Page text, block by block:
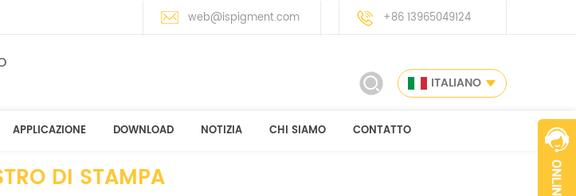
web@ispigment.com +86 13965049124
ITALIANO
APPLICAZIONE DOWNLOAD NOTIZIA CHI SIAMO CONTATTO
DI STAMPA